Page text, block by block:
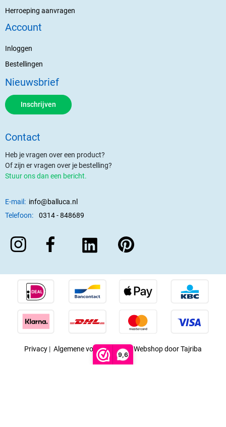
9,6
Herroeping aanvragen
Account
Inloggen
Bestellingen
Nieuwsbrief
Inschrijven
Contact
Heb je vragen over een product?
Of zijn er vragen over je bestelling?
Stuur ons dan een bericht.
E-mail: info@balluca.nl
Telefoon:
0314 - 848689
Privacy | Algemene voorwaarden |Webshop door Tajriba